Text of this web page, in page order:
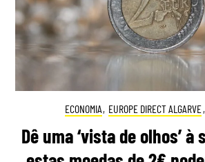
ECONOMIA, EUROPE DIRECT ALGARVE,
Dê uma ‘vista de olhos’